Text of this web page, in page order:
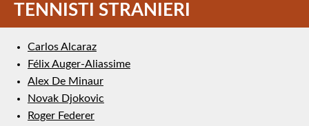
TENNISTI STRANIERI
Carlos Alcaraz
Félix Auger-Aliassime
Alex De Minaur
Novak Djokovic
Roger Federer